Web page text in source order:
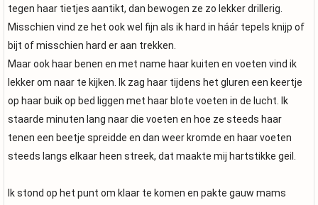
tegen haar tietjes aantikt, dan bewogen ze zo lekker drillerig.
Misschien vind ze het ook wel fijn als ik hard in háár tepels knijp of
bijt of misschien hard er aan trekken.
Maar ook haar benen en met name haar kuiten en voeten vind ik
lekker om naar te kijken. Ik zag haar tijdens het gluren een keertje
op haar buik op bed liggen met haar blote voeten in de lucht. Ik
staarde minuten lang naar die voeten en hoe ze steeds haar
tenen een beetje spreidde en dan weer kromde en haar voeten
steeds langs elkaar heen streek, dat maakte mij hartstikke geil.
Ik stond op het punt om klaar te komen en pakte gauw mams